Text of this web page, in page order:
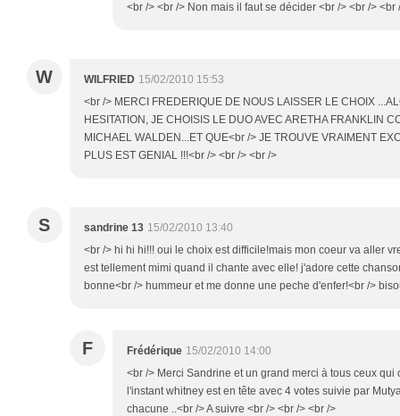
<br /> <br /> Non mais il faut se décider <br /> <br /> <br
W WILFRIED 15/02/2010 15:53
<br /> MERCI FREDERIQUE DE NOUS LAISSER LE CHOIX
HESITATION, JE CHOISIS LE DUO AVEC ARETHA FRANKLIN
MICHAEL WALDEN...ET QUE<br /> JE TROUVE VRAIMENT
PLUS EST GENIAL !!!<br /> <br /> <br />
S sandrine 13 15/02/2010 13:40
<br /> hi hi hi!!! oui le choix est difficile!mais mon coeur va aller
est tellement mimi quand il chante avec elle! j'adore cette
bonne<br /> hummeur et me donne une peche d'enfer!<br />
F Frédérique 15/02/2010 14:00
<br /> Merci Sandrine et un grand merci à tous ceux qui
l'instant whitney est en tête avec 4 votes suivie par
chacune ..<br /> A suivre <br /> <br /> <br />